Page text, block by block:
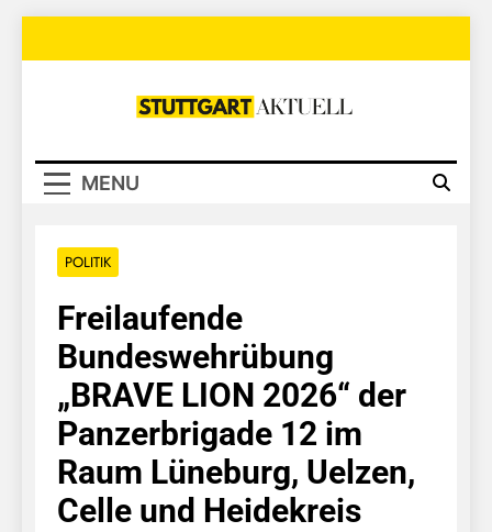
Stuttgart
MENU
POLITIK
Freilaufende
Bundeswehrübung
„BRAVE LION 2026“ der
Panzerbrigade 12 im
Raum Lüneburg, Uelzen,
Celle und Heidekreis